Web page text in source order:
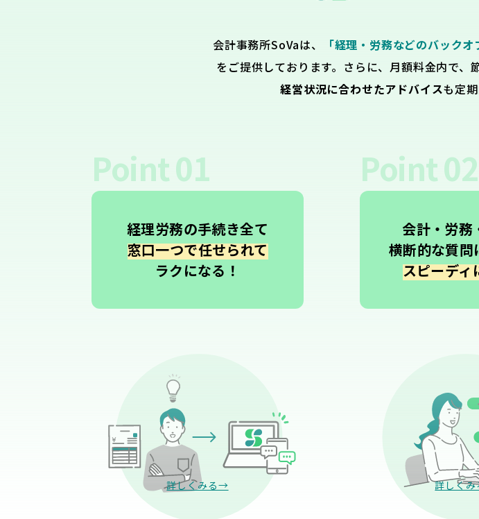
会計事務所SoVaは、
「経理・労務などのバック
をご提供しております。さらに、月額料金内で
経営状況に合わせたアドバイスも定
Point01
経理労務の手続き全て
窓口一つで任せられて
ラクになる！
詳しくみる→
Point02
会計・労務
横断的な質問
スピーディ
詳しく